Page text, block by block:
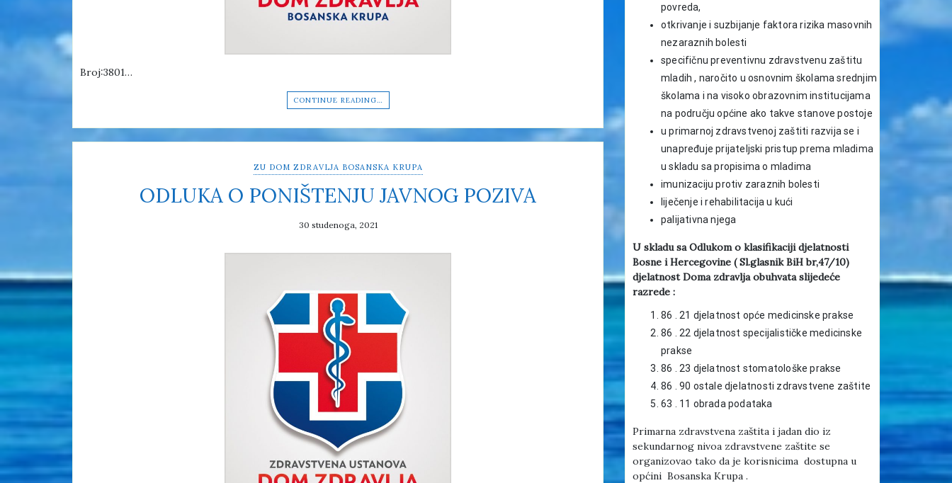
Broj:3801…
CONTINUE READING…
ZU DOM ZDRAVLJA BOSANSKA KRUPA
ODLUKA O PONIŠTENJU JAVNOG POZIVA
30 studenoga, 2021
povreda,
otkrivanje i suzbijanje faktora rizika masovnih
nezaraznih bolesti
specifičnu preventivnu zdravstvenu zaštitu
mladih , naročito u osnovnim školama srednjim
školama i na visoko obrazovnim institucijama
na području općine ako takve stanove postoje
u primarnoj zdravstvenoj zaštiti razvija se i
unapređuje prijateljski pristup prema mladima
u skladu sa propisima o mladima
imunizaciju protiv zaraznih bolesti
liječenje i rehabilitacija u kući
palijativna njega
U skladu sa Odlukom o klasifikaciji djelatnosti
Bosne i Hercegovine ( Sl.glasnik BiH br,47/10)
djelatnost Doma zdravlja obuhvata slijedeće
razrede :
86 . 21 djelatnost opće medicinske prakse
86 . 22 djelatnost specijalističke medicinske
prakse
86 . 23 djelatnost stomatološke prakse
86 . 90 ostale djelatnosti zdravstvene zaštite
63 . 11 obrada podataka
Primarna zdravstvena zaštita i jadan dio iz
sekundarnog nivoa zdravstvene zaštite se
organizovao tako da je korisnicima dostupna u
općini Bosanska Krupa .